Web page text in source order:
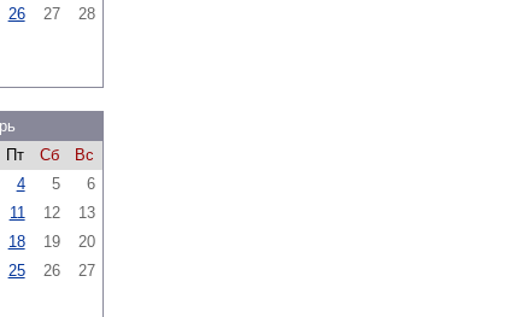
26 27
28
Пт Сб
Вс
4 5
6
11 12
13
18 19
20
25 26
27